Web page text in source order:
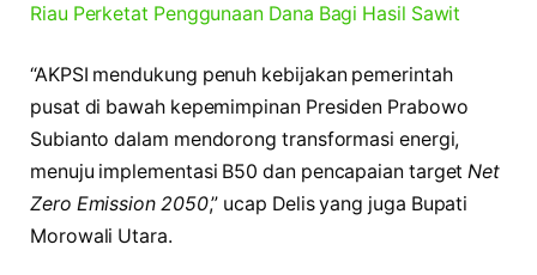
Riau Perketat Penggunaan Dana Bagi Hasil Sawit
“AKPSI mendukung penuh kebijakan pemerintah
pusat di bawah kepemimpinan Presiden Prabowo
Subianto dalam mendorong transformasi energi,
menuju implementasi B50 dan pencapaian targetNet
Zero Emission 2050,” ucap Delis yang juga Bupati
Morowali Utara.